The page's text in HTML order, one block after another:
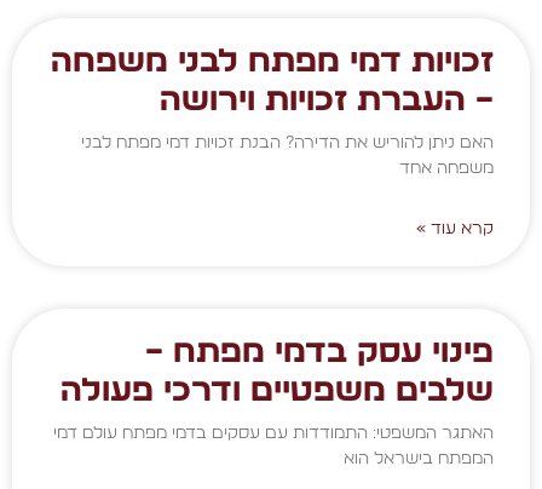
זכויות דמי מפתח לבני משפחה
– העברת זכויות וירושה
האם ניתן להוריש את הדירה? הבנת זכויות דמי מפתח לבני
משפחה אחד
קרא עוד »
פינוי עסק בדמי מפתח –
שלבים משפטיים ודרכי פעולה
האתגר המשפטי: התמודדות עם עסקים בדמי מפתח עולם דמי
המפתח בישראל הוא